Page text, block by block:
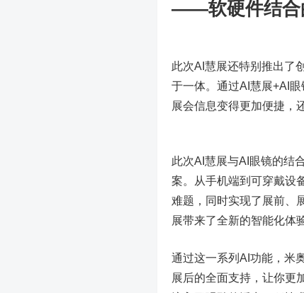
——软硬件结合
此次AI慧展还特别推出了
于一体。通过AI慧展+AI
展会信息变得更加便捷，
此次AI慧展与AI眼镜的结
案。从手机端到可穿戴设
难题，同时实现了展前、
展带来了全新的智能化体
通过这一系列AI功能，米
展后的全面支持，让你更